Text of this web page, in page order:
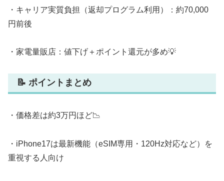
・キャリア実質負担（返却プログラム利用）：約70,000
円前後
・家電量販店：値下げ＋ポイント還元が多め💡
📝 ポイントまとめ
・価格差は約3万円ほど📉
・iPhone17は最新機能（eSIM専用・120Hz対応など）を
重視する人向け